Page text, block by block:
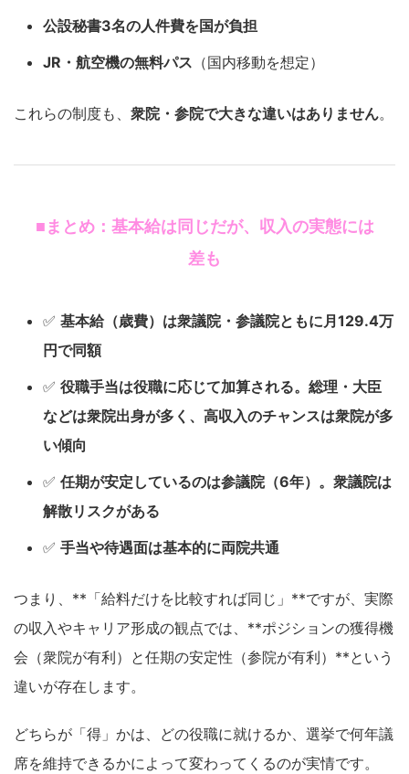
公設秘書3名の人件費を国が負担
JR・航空機の無料パス （国内移動を想定）
これらの制度も、 衆院・参院で大きな違いはありません。
■まとめ：基本給は同じだが、収入の実態には
差も
✅ 基本給（歳費）は衆議院・参議院ともに月129.4万
円で同額
✅ 役職手当は役職に応じて加算される。総理・大臣
などは衆院出身が多く、高収入のチャンスは衆院が多
い傾向
✅ 任期が安定しているのは参議院（6年）。衆議院は
解散リスクがある
✅ 手当や待遇面は基本的に両院共通
つまり、**「給料だけを比較すれば同じ」**ですが、実際
の収入やキャリア形成の観点では、**ポジションの獲得機
会（衆院が有利）と任期の安定性（参院が有利）**という
違いが存在します。
どちらが「得」かは、どの役職に就けるか、選挙で何年議
席を維持できるかによって変わってくるのが実情です。